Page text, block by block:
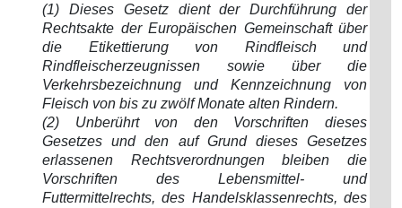
(1) Dieses Gesetz dient der Durchführung der
Rechtsakte der Europäischen Gemeinschaft über
die Etikettierung von Rindfleisch und
Rindfleischerzeugnissen sowie über die
Verkehrsbezeichnung und Kennzeichnung von
Fleisch von bis zu zwölf Monate alten Rindern.
(2) Unberührt von den Vorschriften dieses
Gesetzes und den auf Grund dieses Gesetzes
erlassenen Rechtsverordnungen bleiben die
Vorschriften des Lebensmittel- und
Futtermittelrechts, des Handelsklassenrechts, des